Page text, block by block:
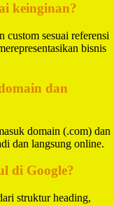
keinginan?
custom sesuai referensi
bisnis
dan
domain (.com) dan
dan langsung online.
di Google?
struktur heading,